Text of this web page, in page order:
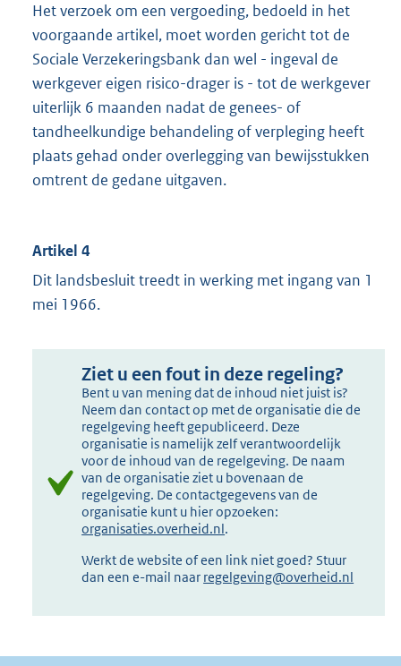
Het verzoek om een vergoeding, bedoeld in het
voorgaande artikel, moet worden gericht tot de
Sociale Verzekeringsbank dan wel - ingeval de
werkgever eigen risico-drager is - tot de werkgever
uiterlijk 6 maanden nadat de genees- of
tandheelkundige behandeling of verpleging heeft
plaats gehad onder overlegging van bewijsstukken
omtrent de gedane uitgaven.
Artikel 4
Dit landsbesluit treedt in werking met ingang van 1
mei 1966.
Ziet u een fout in deze regeling?
Bent u van mening dat de inhoud niet juist is?
Neem dan contact op met de organisatie die de
regelgeving heeft gepubliceerd. Deze
organisatie is namelijk zelf verantwoordelijk
voor de inhoud van de regelgeving. De naam
van de organisatie ziet u bovenaan de
regelgeving. De contactgegevens van de
organisatie kunt u hier opzoeken:
organisaties.overheid.nl.
Werkt de website of een link niet goed? Stuur
dan een e-mail naar regelgeving@overheid.nl